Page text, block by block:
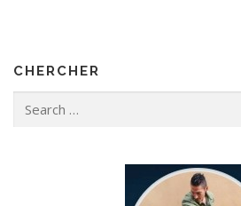
CHERCHER